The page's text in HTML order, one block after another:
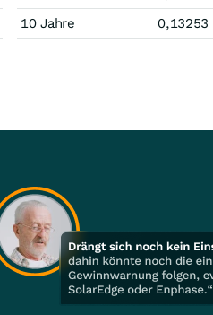
10 Jahre
0,13253